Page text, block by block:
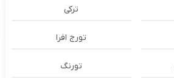
ترکی
تورج افرا
تورنگ